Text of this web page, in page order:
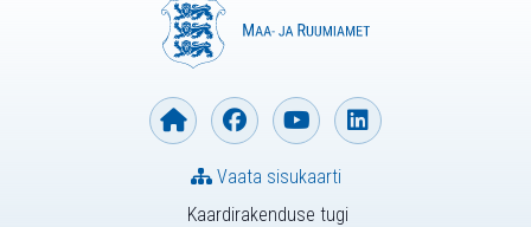
Kaardirakenduse tugi
Vaata sisukaarti